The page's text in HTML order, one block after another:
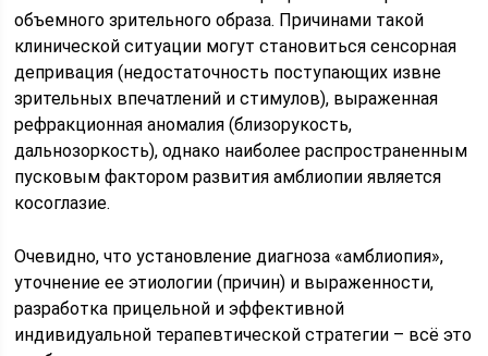
объемного зрительного образа. Причинами такой
клинической ситуации могут становиться сенсорная
депривация (недостаточность поступающих извне
зрительных впечатлений и стимулов), выраженная
рефракционная аномалия (близорукость,
дальнозоркость), однако наиболее распространенным
пусковым фактором развития амблиопии является
косоглазие.
Очевидно, что установление диагноза «амблиопия»,
уточнение ее этиологии (причин) и выраженности,
разработка прицельной и эффективной
индивидуальной терапевтической стратегии – всё это